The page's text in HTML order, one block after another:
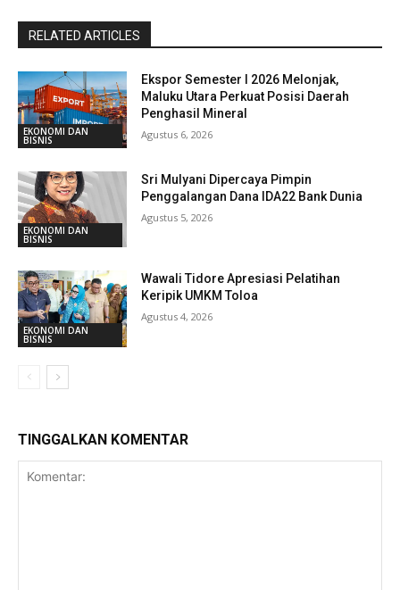
RELATED ARTICLES
EKONOMI DAN
BISNIS
Ekspor Semester I 2026 Melonjak,
Maluku Utara Perkuat Posisi Daerah
Penghasil Mineral
Agustus 6, 2026
EKONOMI DAN
BISNIS
Sri Mulyani Dipercaya Pimpin
Penggalangan Dana IDA22 Bank Dunia
Agustus 5, 2026
EKONOMI DAN
BISNIS
Wawali Tidore Apresiasi Pelatihan
Keripik UMKM Toloa
Agustus 4, 2026
TINGGALKAN KOMENTAR